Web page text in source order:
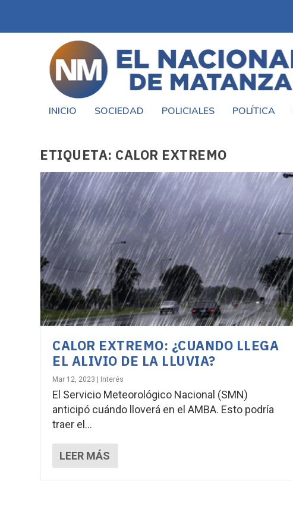
INICIO SOCIEDAD POLICIALES POLÍTICA
ETIQUETA: CALOR EXTREMO
CALOR EXTREMO: ¿CUANDO LLEGA
EL ALIVIO DE LA LLUVIA?
Mar 12, 2023 | Interés
El Servicio Meteorológico Nacional (SMN)
anticipó cuándo lloverá en el AMBA. Esto podría
traer el...
LEER MÁS